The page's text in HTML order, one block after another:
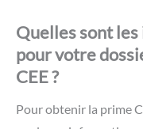
Quelles sont
pour votre
CEE ?
Pour obtenir la prime